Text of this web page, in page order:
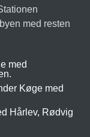
med resten
med
Køge med
Hårlev, Rødvig